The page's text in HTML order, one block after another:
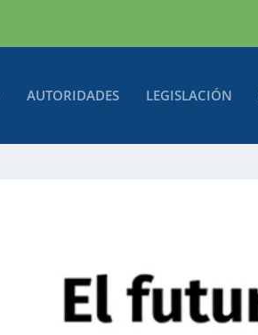
AUTORIDADES LEGISLACIÓN